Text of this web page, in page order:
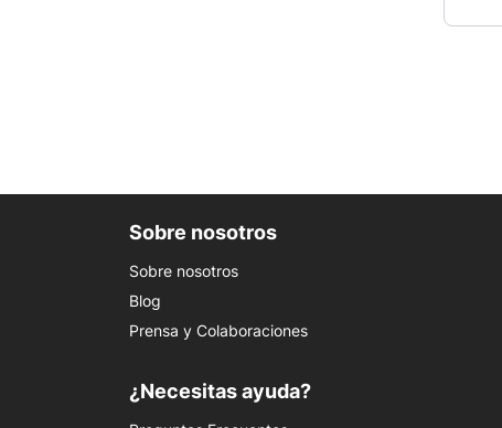
Sobre nosotros
Sobre nosotros
Blog
Prensa y Colaboraciones
¿Necesitas ayuda?